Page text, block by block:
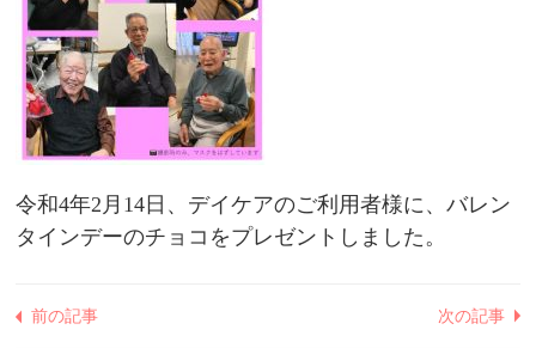
令和4年2月14日、デイケアのご利用者様に、バレン
タインデーのチョコをプレゼントしました。
前の記事 次の記事